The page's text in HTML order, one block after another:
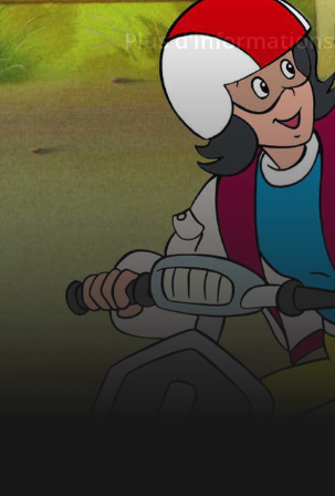
Plus d'informations